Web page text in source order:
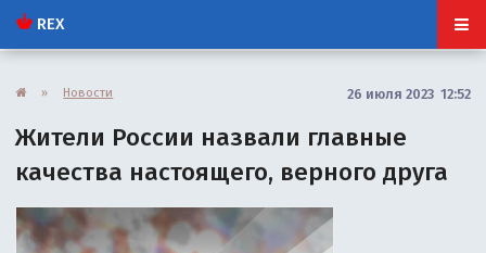
REX
» Новости 26 июля 2023 12:52
Жители России назвали главные
качества настоящего, верного друга